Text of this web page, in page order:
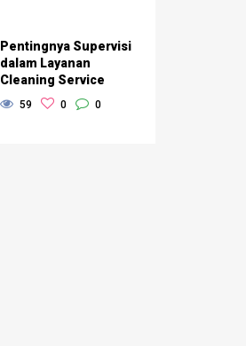
Pentingnya Supervisi
dalam Layanan
Cleaning Service
59 0 0